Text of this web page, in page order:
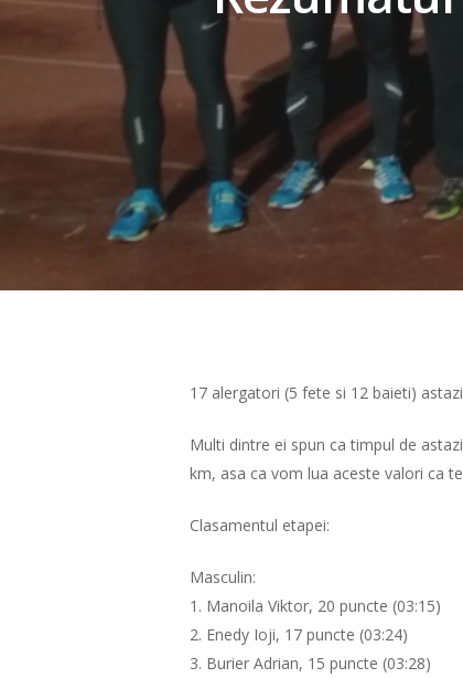
Hit enter to search or ESC to close
17 alergatori (5 fete si 12 baieti)
Multi dintre ei spun ca timpul de
km, asa ca vom lua aceste valori ca
Clasamentul etapei:
Masculin:
1. Manoila Viktor, 20 puncte (03:15)
2. Enedy Ioji, 17 puncte (03:24)
3. Burier Adrian, 15 puncte (03:28)